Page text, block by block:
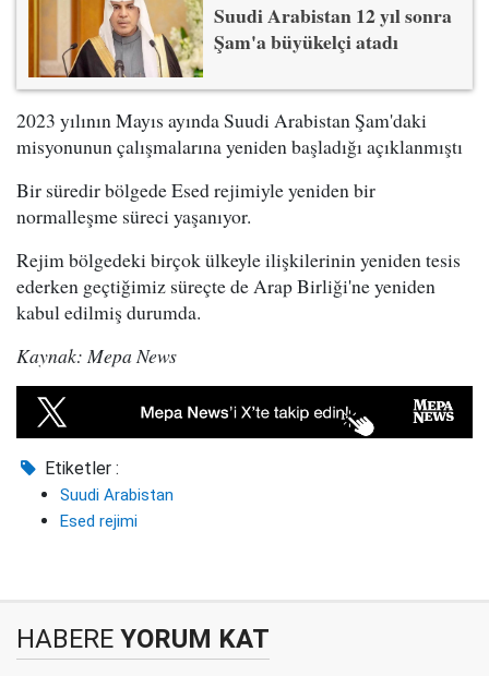
Suudi Arabistan 12 yıl sonra
Şam'a büyükelçi atadı
2023 yılının Mayıs ayında Suudi Arabistan Şam'daki
misyonunun çalışmalarına yeniden başladığı açıklanmıştı
Bir süredir bölgede Esed rejimiyle yeniden bir
normalleşme süreci yaşanıyor.
Rejim bölgedeki birçok ülkeyle ilişkilerinin yeniden tesis
ederken geçtiğimiz süreçte de Arap Birliği'ne yeniden
kabul edilmiş durumda.
Kaynak: Mepa News
Etiketler :
Suudi Arabistan
Esed rejimi
HABERE YORUM KAT